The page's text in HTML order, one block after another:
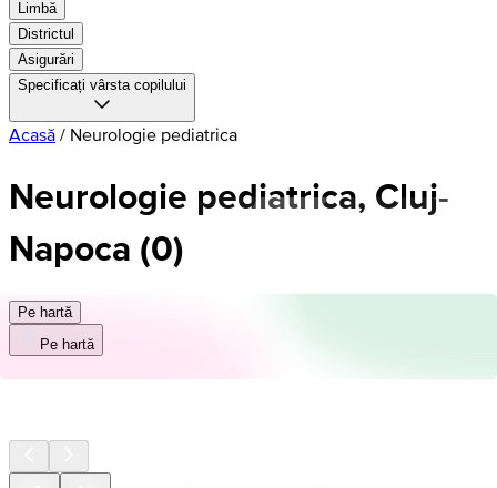
Limbă
Districtul
Asigurări
Specificați vârsta copilului
Acasă / Neurologie pediatrica
Neurologie pediatrica, Cluj-
Napoca (0)
Pe hartă
Pe hartă